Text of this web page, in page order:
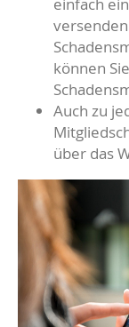
können
Auch zu
über das